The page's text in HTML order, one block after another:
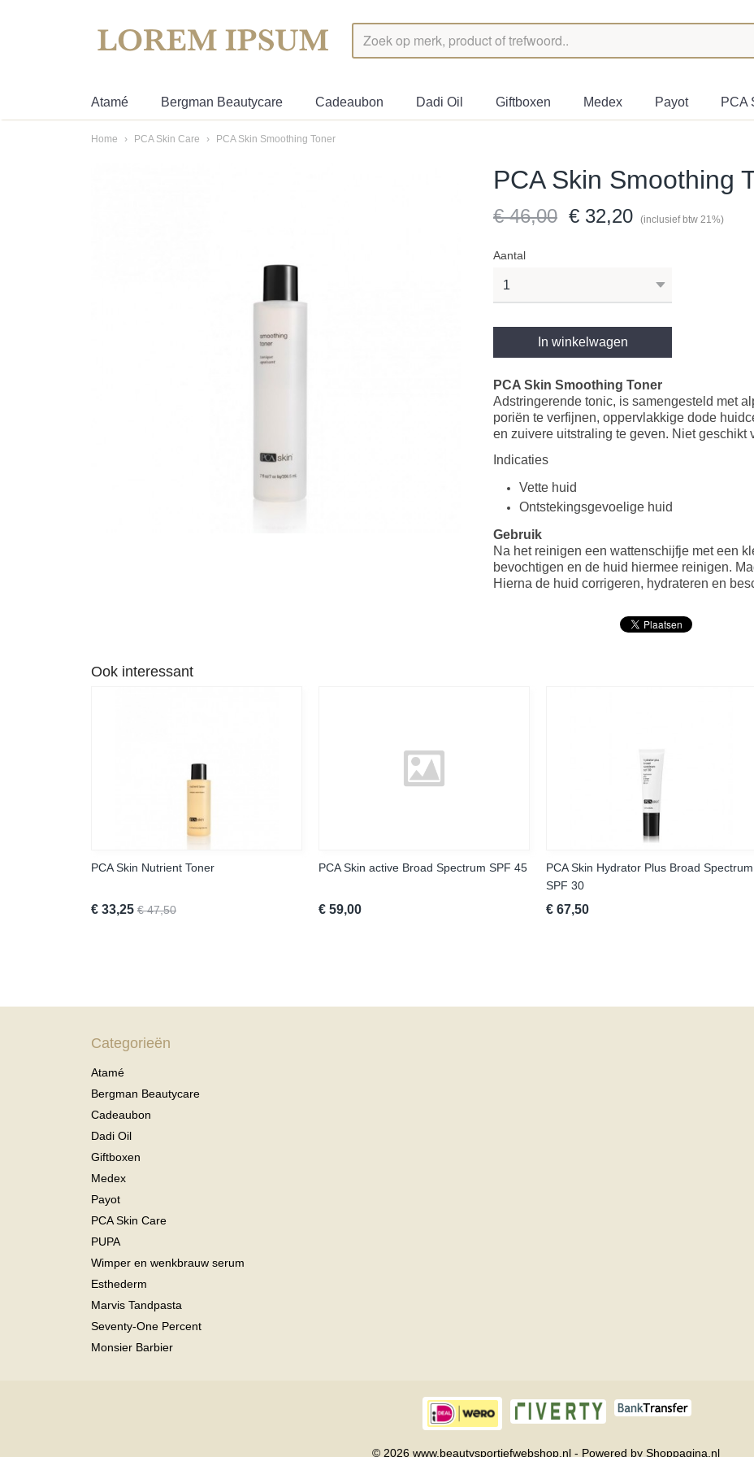
Atamé Bergman Beautycare Cadeaubon Dadi Oil Giftboxen Medex Payot PCA
Home › PCA Skin Care › PCA Skin Smoothing Toner
PCA Skin Smoothing
€ 46,00 € 32,20 (inclusief btw 21%)
Aantal
In winkelwagen
PCA Skin Smoothing Toner
Adstringerende tonic, is samengesteld met
poriën te verfijnen, oppervlakkige dode
en zuivere uitstraling te geven. Niet geschikt
Indicaties
Vette huid
Ontstekingsgevoelige huid
Gebruik
Na het reinigen een wattenschijfje met een
bevochtigen en de huid hiermee reinigen.
Hierna de huid corrigeren, hydrateren en
Ook interessant
PCA Skin Nutrient Toner
€ 33,25 € 47,50
PCA Skin active Broad Spectrum SPF 45
€ 59,00
PCA Skin Hydrator Plus Broad Spectrum
SPF 30
€ 67,50
Categorieën
Atamé
Bergman Beautycare
Cadeaubon
Dadi Oil
Giftboxen
Medex
Payot
PCA Skin Care
PUPA
Wimper en wenkbrauw serum
Esthederm
Marvis Tandpasta
Seventy-One Percent
Monsier Barbier
© 2026 www.beautysportiefwebshop.nl - Powered by Shoppagina.nl